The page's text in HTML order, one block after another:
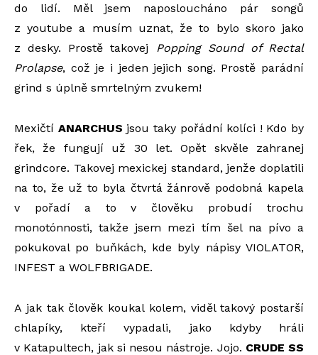
do lidí. Měl jsem naposloucháno pár songů
z youtube a musím uznat, že to bylo skoro jako
z desky. Prostě takovej Popping Sound of Rectal
Prolapse, což je i jeden jejich song. Prostě parádní
grind s úplně smrtelným zvukem!
Mexičtí ANARCHUS jsou taky pořádní kolíci ! Kdo by
řek, že fungují už 30 let. Opět skvěle zahranej
grindcore. Takovej mexickej standard, jenže doplatili
na to, že už to byla čtvrtá žánrově podobná kapela
v pořadí a to v člověku probudí trochu
monotónnosti, takže jsem mezi tím šel na pívo a
pokukoval po buňkách, kde byly nápisy VIOLATOR,
INFEST a WOLFBRIGADE.
A jak tak člověk koukal kolem, viděl takový postarší
chlapíky, kteří vypadali, jako kdyby hráli
v Katapultech, jak si nesou nástroje. Jojo. CRUDE SS